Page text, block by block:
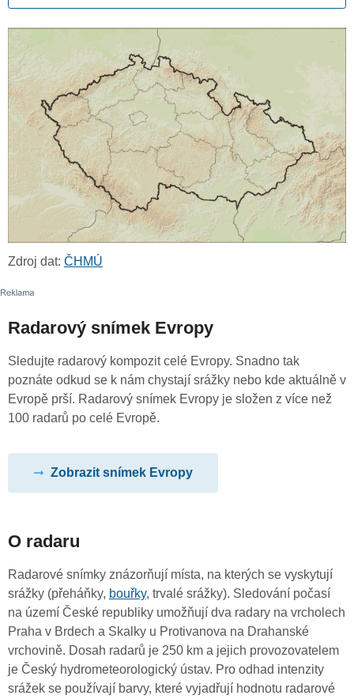
Zdroj dat: ČHMÚ
Radarový snímek Evropy
Sledujte radarový kompozit celé Evropy. Snadno tak
poznáte odkud se k nám chystají srážky nebo kde aktuálně v
Evropě prší. Radarový snímek Evropy je složen z více než
100 radarů po celé Evropě.
Zobrazit snímek Evropy
O radaru
Radarové snímky znázorňují místa, na kterých se vyskytují
srážky (přeháňky, bouřky, trvalé srážky). Sledování počasí
na území České republiky umožňují dva radary na vrcholech
Praha v Brdech a Skalky u Protivanova na Drahanské
vrchovině. Dosah radarů je 250 km a jejich provozovatelem
je Český hydrometeorologický ústav. Pro odhad intenzity
srážek se používají barvy, které vyjadřují hodnotu radarové